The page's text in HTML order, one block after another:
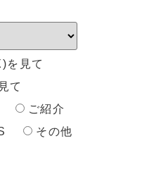
を見て
て
ご紹介
その他